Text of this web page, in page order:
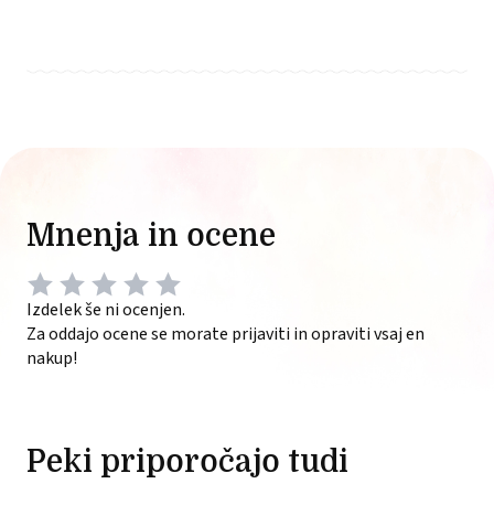
Mnenja in ocene
Izdelek še ni ocenjen.
Za oddajo ocene se morate prijaviti in opraviti vsaj en
nakup!
Peki priporočajo tudi